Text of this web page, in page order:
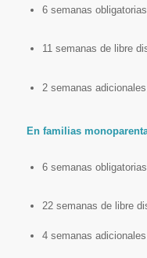
6 semanas
11 semanas de libre
2 semanas
En familias
6 semanas obligatorias,
22 semanas de libre
4 semanas